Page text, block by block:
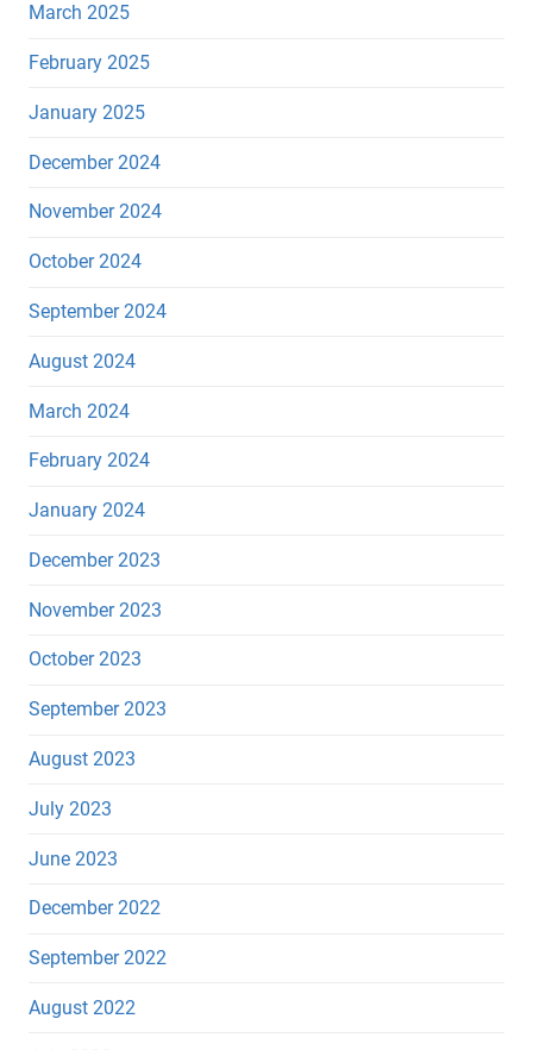
March 2025
February 2025
January 2025
December 2024
November 2024
October 2024
September 2024
August 2024
March 2024
February 2024
January 2024
December 2023
November 2023
October 2023
September 2023
August 2023
July 2023
June 2023
December 2022
September 2022
August 2022